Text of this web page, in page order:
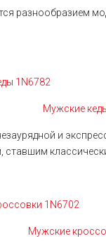
разнообразием
Мужские
и
Мужские